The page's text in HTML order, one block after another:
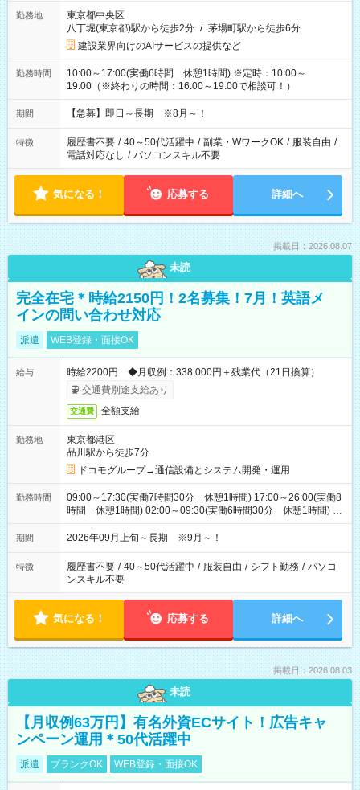
勤務地
東京都中央区
八丁堀(東京都)駅から徒歩2分 / 茅場町駅から徒歩6分
建設業界向けのAIサービスの提供など
勤務時間
10:00～17:00(実働6時間 休憩1時間) ※定時：10:00～
19:00（※終わりの時間：16:00～19:00で相談可！）
期間 【急募】即日～長期 ※8月～！
特徴 履歴書不要 / 40～50代活躍中 / 副業・WワークOK / 服装自由 /
電話対応なし / パソコンスキル不要
気になる！ 応募する 詳細へ
掲載日：2026.08.07
未読
完全在宅＊時給2150円！2名募集！7月！英語メ
インの問い合わせ対応
派遣 WEB登録・面接OK
給与
時給2200円 ◆月収例：338,000円＋残業代（21日換算）
交通費別途支給あり
交通費 全額支給
勤務地
東京都港区
品川駅から徒歩7分
ドコモグループ→通信設備とシステム開発・運用
勤務時間
09:00～17:30(実働7時間30分 休憩1時間) 17:00～26:00(実働8
時間 休憩1時間) 02:00～09:30(実働6時間30分 休憩1時間) ※
日勤は就業時間1/夜勤は就業時間2.3を連続で行って頂きます
期間 2026年09月上旬～長期 ※9月～！
特徴 履歴書不要 / 40～50代活躍中 / 服装自由 / シフト勤務 / パソコ
ンスキル不要
気になる！ 応募する 詳細へ
掲載日：2026.08.03
未読
【月収例63万円】有名外資ECサイト！広告キャ
ンペーン運用＊50代活躍中
派遣 ブランクOK WEB登録・面接OK